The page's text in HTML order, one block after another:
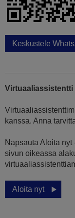
Keskustele
Virtuaaliassistentti
kanssa. Anna
Napsauta Aloita
sivun oikeassa
Aloita nyt